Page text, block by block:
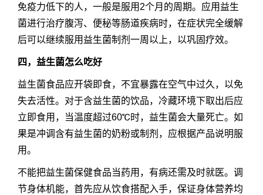
免疫力低下的人，一般是服用2个月的周期。应用益生
菌进行治疗腹泻、便秘等肠道疾病时，在症状完全缓解
后可以继续服用益生菌制剂一周以上，以巩固疗效。
四，益生菌怎么吃好
益生菌食品应开袋即食，不宜暴露在空气中过久，以免
失去活性。对于含益生菌的饮品，冷藏环境下取出后应
立即食用，当温度超过60℃时，益生菌会大量死亡。如
果是冲调含有益生菌的奶粉或制剂，应根据产品说明服
用。
不能把益生菌保健食品当药用，有病还需及时就医。调
节身体机能，首先应从饮食搭配入手，保证身体营养均